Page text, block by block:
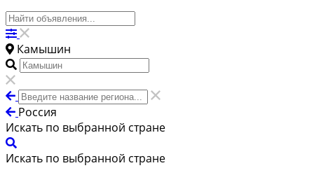
Камышин
Россия
Искать по выбранной стране
Искать по выбранной стране